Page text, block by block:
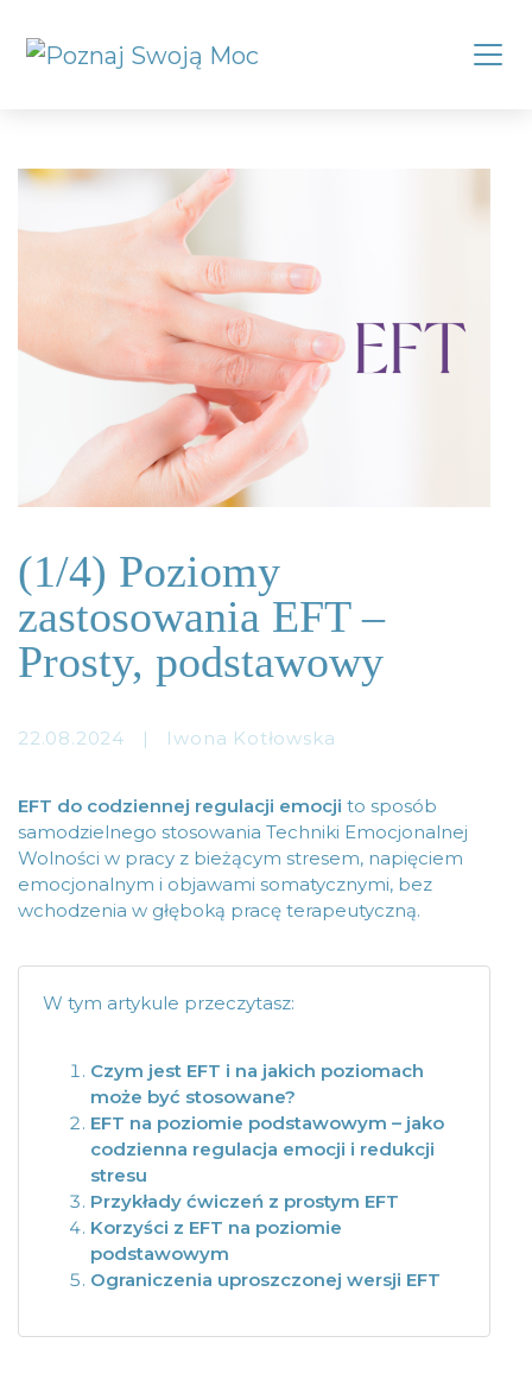
(1/4) Poziomy
zastosowania EFT –
Prosty, podstawowy
22.08.2024 | Iwona Kotłowska
EFT do codziennej regulacji emocji to sposób
samodzielnego stosowania Techniki Emocjonalnej
Wolności w pracy z bieżącym stresem, napięciem
emocjonalnym i objawami somatycznymi, bez
wchodzenia w głęboką pracę terapeutyczną.
W tym artykule przeczytasz:
Czym jest EFT i na jakich poziomach
może być stosowane?
EFT na poziomie podstawowym – jako
codzienna regulacja emocji i redukcji
stresu
Przykłady ćwiczeń z prostym EFT
Korzyści z EFT na poziomie
podstawowym
Ograniczenia uproszczonej wersji EFT